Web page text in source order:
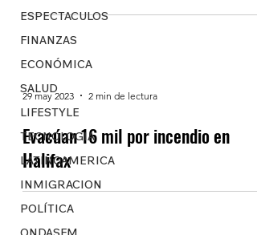
ESPECTACULOS
FINANZAS
ECONÓMICA
SALUD
LIFESTYLE
TECNOLOGIA
LATINOAMERICA
INMIGRACION
POLÍTICA
29 may 2023 2 min de lectura
Evacúan 16 mil por incendio en
Halifax